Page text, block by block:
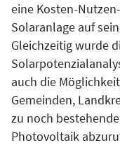
eine Kosten-
Solaranlage auf
Gleichzeitig wurde
auch die
Gemeinden,
zu noch
Photovoltaik